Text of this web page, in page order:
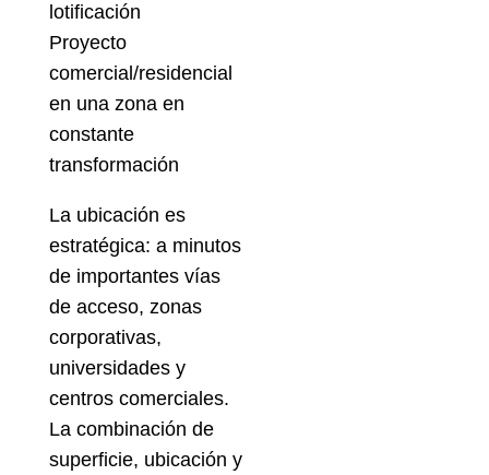
lotificación
Proyecto
comercial/residencial
en una zona en
constante
transformación
La ubicación es
estratégica: a minutos
de importantes vías
de acceso, zonas
corporativas,
universidades y
centros comerciales.
La combinación de
superficie, ubicación y